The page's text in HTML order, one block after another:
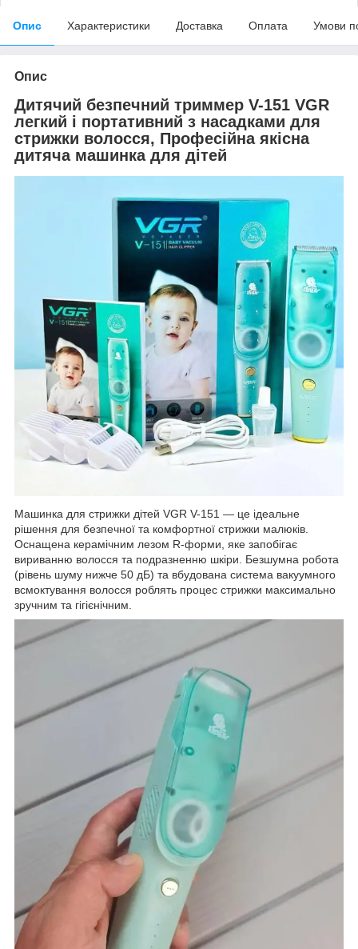
Опис Характеристики Доставка Оплата Умови
Опис
Дитячий безпечний триммер V-151 VGR
легкий і портативний з насадками для
стрижки волосся, Професійна якісна
дитяча машинка для дітей
Машинка для стрижки дітей VGR V-151 — це ідеальне
рішення для безпечної та комфортної стрижки малюків.
Оснащена керамічним лезом R-форми, яке запобігає
вириванню волосся та подразненню шкіри. Безшумна робота
(рівень шуму нижче 50 дБ) та вбудована система вакуумного
всмоктування волосся роблять процес стрижки максимально
зручним та гігієнічним.